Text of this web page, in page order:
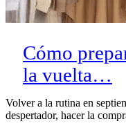
Cómo
la vuelta…
Volver a la rutina en
despertador, hacer la